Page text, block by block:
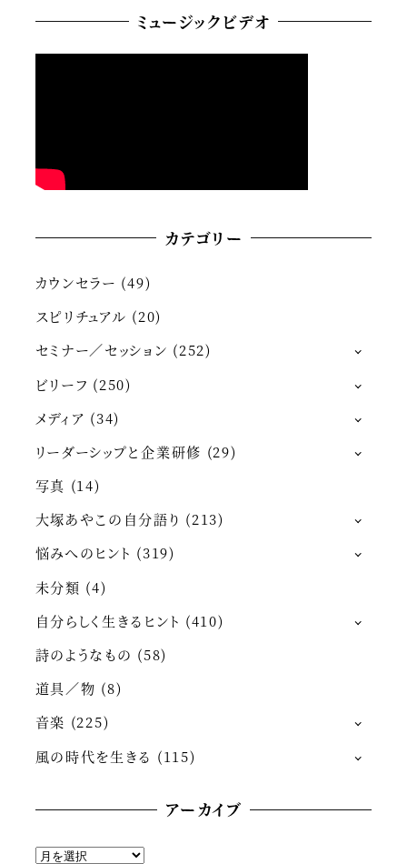
ミュージックビデオ
カテゴリー
カウンセラー (49)
スピリチュアル (20)
セミナー／セッション (252)
ビリーフ (250)
メディア (34)
リーダーシップと企業研修 (29)
写真 (14)
大塚あやこの自分語り (213)
悩みへのヒント (319)
未分類 (4)
自分らしく生きるヒント (410)
詩のようなもの (58)
道具／物 (8)
音楽 (225)
風の時代を生きる (115)
アーカイブ
ア